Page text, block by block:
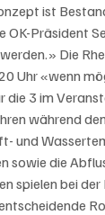
ist
Präsident
Die
Uhr «wenn
die 3 im
während
und
sowie die
spielen bei